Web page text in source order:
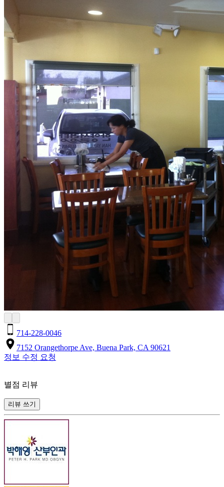
714-228-0046
7152 Orangethorpe Ave, Buena Park, CA 90621
정보 수정 요청
별점 리뷰
리뷰 쓰기